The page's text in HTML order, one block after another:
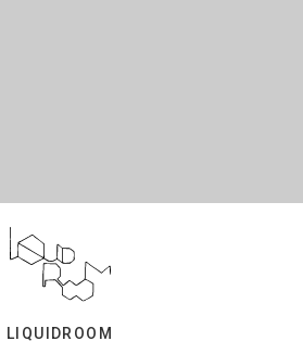
LIQUIDROOM